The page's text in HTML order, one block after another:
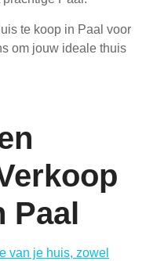
te koop in Paal voor
om jouw ideale thuis
Paal
van je huis, zowel